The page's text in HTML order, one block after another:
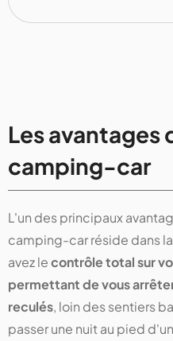
Les avantages
camping-car
L'un des principaux
camping-car réside dans
avez lecontrôle total sur
permettant de vous
reculés, loin des sentiers
passer une nuit au pied